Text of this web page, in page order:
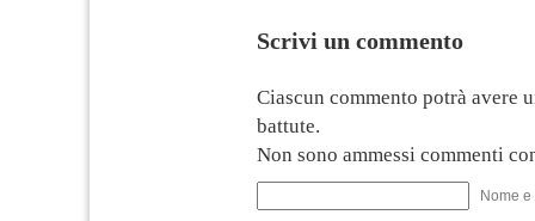
Scrivi un commento
Ciascun commento potrà avere
battute.
Non sono ammessi commenti
Nome